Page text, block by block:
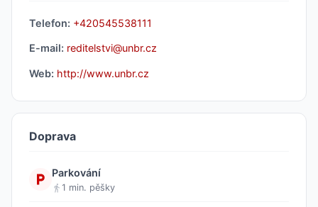
Telefon: +420545538111
E-mail: reditelstvi@unbr.cz
Web: http://www.unbr.cz
Doprava
Parkování
1 min. pěšky